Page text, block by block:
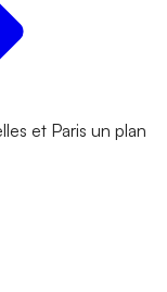
et Paris un plan